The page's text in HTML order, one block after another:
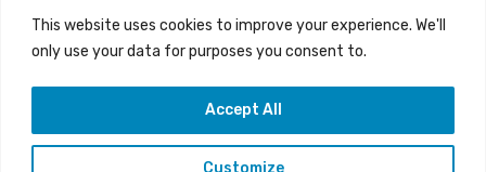
This website uses cookies to improve your experience. We'll
only use your data for purposes you consent to.
Customize
Accept All
LIVE | Ύδρα Ασφαλιστική ΕΝΑΔ vs
Άτλαντας Πάφου